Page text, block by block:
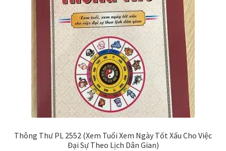
Thông Thư PL 2552 (Xem Tuổi Xem Ngày Tốt Xấu Cho Việc
Đại Sự Theo Lịch Dân Gian)